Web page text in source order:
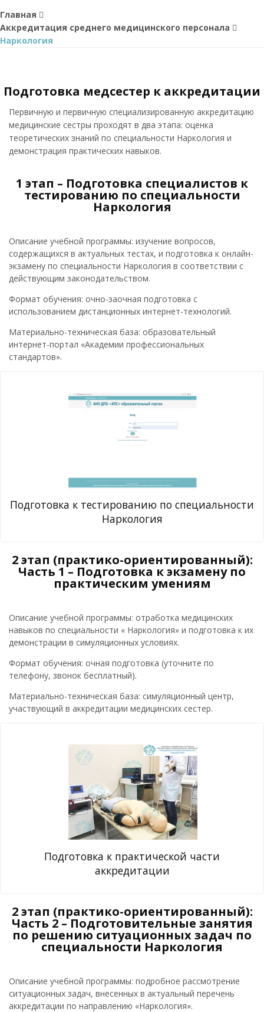
Главная
Аккредитация среднего медицинского персонала
Наркология
Подготовка медсестер к аккредитации
Первичную и первичную специализированную аккредитацию
медицинские сестры проходят в два этапа: оценка
теоретических знаний по специальности Наркология и
демонстрация практических навыков.
1 этап – Подготовка специалистов к
тестированию по специальности
Наркология
Описание учебной программы: изучение вопросов,
содержащихся в актуальных тестах, и подготовка к онлайн-
экзамену по специальности Наркология в соответствии с
действующим законодательством.
Формат обучения: очно-заочная подготовка с
использованием дистанционных интернет-технологий.
Материально-техническая база: образовательный
интернет-портал «Академии профессиональных
стандартов».
Подготовка к тестированию по специальности
Наркология
2 этап (практико-ориентированный):
Часть 1 – Подготовка к экзамену по
практическим умениям
Описание учебной программы: отработка медицинских
навыков по специальности « Наркология» и подготовка к их
демонстрации в симуляционных условиях.
Формат обучения: очная подготовка (уточните по
телефону, звонок бесплатный).
Материально-техническая база: симуляционный центр,
участвующий в аккредитации медицинских сестер.
Подготовка к практической части
аккредитации
2 этап (практико-ориентированный):
Часть 2 – Подготовительные занятия
по решению ситуационных задач по
специальности Наркология
Описание учебной программы: подробное рассмотрение
ситуационных задач, внесенных в актуальный перечень
аккредитации по направлению «Наркология».